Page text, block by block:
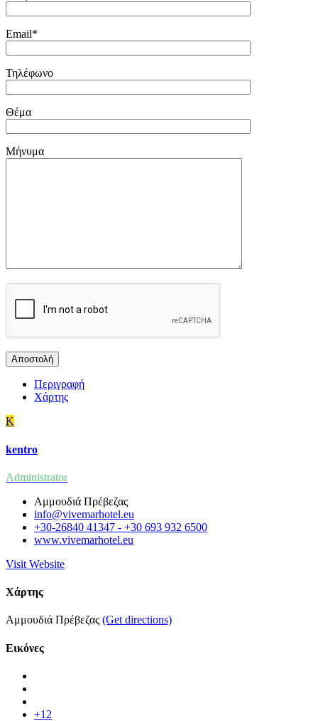
Email*
Τηλέφωνο
Θέμα
Μήνυμα
Περιγραφή
Χάρτης
K
kentro
Administrator
Αμμουδιά Πρέβεζας
info@vivemarhotel.eu
+30-26840 41347 - +30 693 932 6500
www.vivemarhotel.eu
Visit Website
Χάρτης
Αμμουδιά Πρέβεζας (Get directions)
Εικόνες
+12